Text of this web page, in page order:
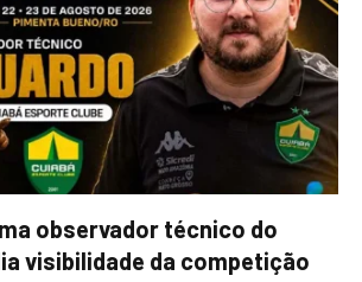
observador técnico do
visibilidade da competição